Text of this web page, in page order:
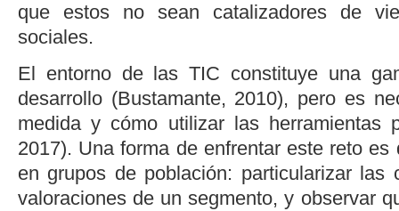
que estos no sean catalizadores de
sociales.
El entorno de las TIC constituye una
desarrollo (Bustamante, 2010), pero es
medida y cómo utilizar las herramientas
2017). Una forma de enfrentar este reto es
en grupos de población: particularizar las
valoraciones de un segmento, y observar